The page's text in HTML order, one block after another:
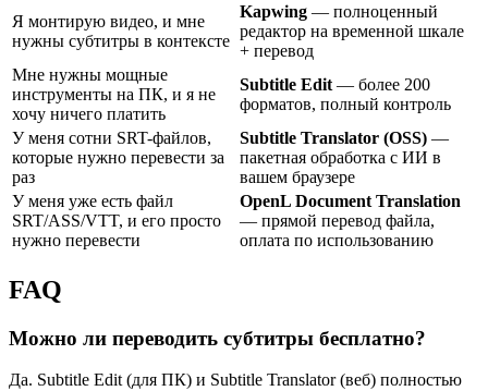
Я монтирую видео, и мне
нужны субтитры в контексте
Kapwing — полноценный
редактор на временной шкале
+ перевод
Мне нужны мощные
инструменты на ПК, и я не
хочу ничего платить
Subtitle Edit — более 200
форматов, полный контроль
У меня сотни SRT-файлов,
которые нужно перевести за
раз
Subtitle Translator (OSS) —
пакетная обработка с ИИ в
вашем браузере
У меня уже есть файл
SRT/ASS/VTT, и его просто
нужно перевести
OpenL Document Translation
— прямой перевод файла,
оплата по использованию
FAQ
Можно ли переводить субтитры бесплатно?
Да. Subtitle Edit (для ПК) и Subtitle Translator (веб) полностью